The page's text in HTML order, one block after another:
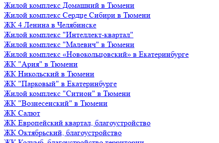
Жилой комплекс Домашний в Тюмени
Жилой комплекс Сердце Сибири в Тюмени
ЖК 4 Ленина в Челябинске
Жилой комплекс "Интеллект-квартал"
Жилой комплекс "Малевич" в Тюмени
Жилой комплекс «Новокольцовский» в Екатеринбурге
ЖК "Ария" в Тюмени
ЖК Никольский в Тюмени
ЖК "Парковый" в Екатеринбурге
Жилой комплекс "Ситион" в Тюмени
ЖК "Вознесенский" в Тюмени
ЖК Салют
ЖК Европейский квартал, благоустройство
ЖК Октябрьский, благоустройство